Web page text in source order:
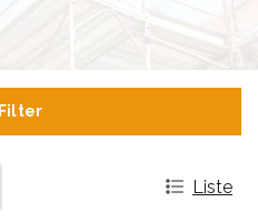
Filter
Liste